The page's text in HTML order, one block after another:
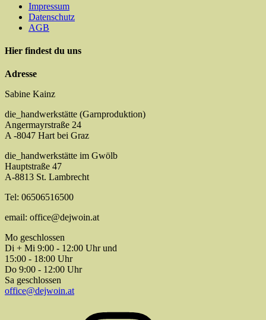
Impressum
Datenschutz
AGB
Hier findest du uns
Adresse
Sabine Kainz
die_handwerkstätte (Garnproduktion)
Angermayrstraße 24
A -8047 Hart bei Graz
die_handwerkstätte im Gwölb
Hauptstraße 47
A-8813 St. Lambrecht
Tel: 06506516500
email: office@dejwoin.at
Mo geschlossen
Di + Mi 9:00 - 12:00 Uhr und
15:00 - 18:00 Uhr
Do 9:00 - 12:00 Uhr
Sa geschlossen
office@dejwoin.at